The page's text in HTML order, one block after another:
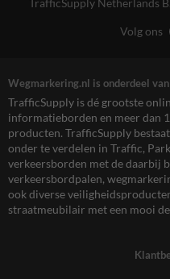
Volg ons
Wegmarkering.nl is onderdeel
TrafficSupply is dé grootste
informatieborden en meer dan
producten. TrafficSupply
onder te verdelen in Traffic,
verkeersborden met de daarbij
verkeersbordpalen,
ook diverse
straatmeubilair met een mooi